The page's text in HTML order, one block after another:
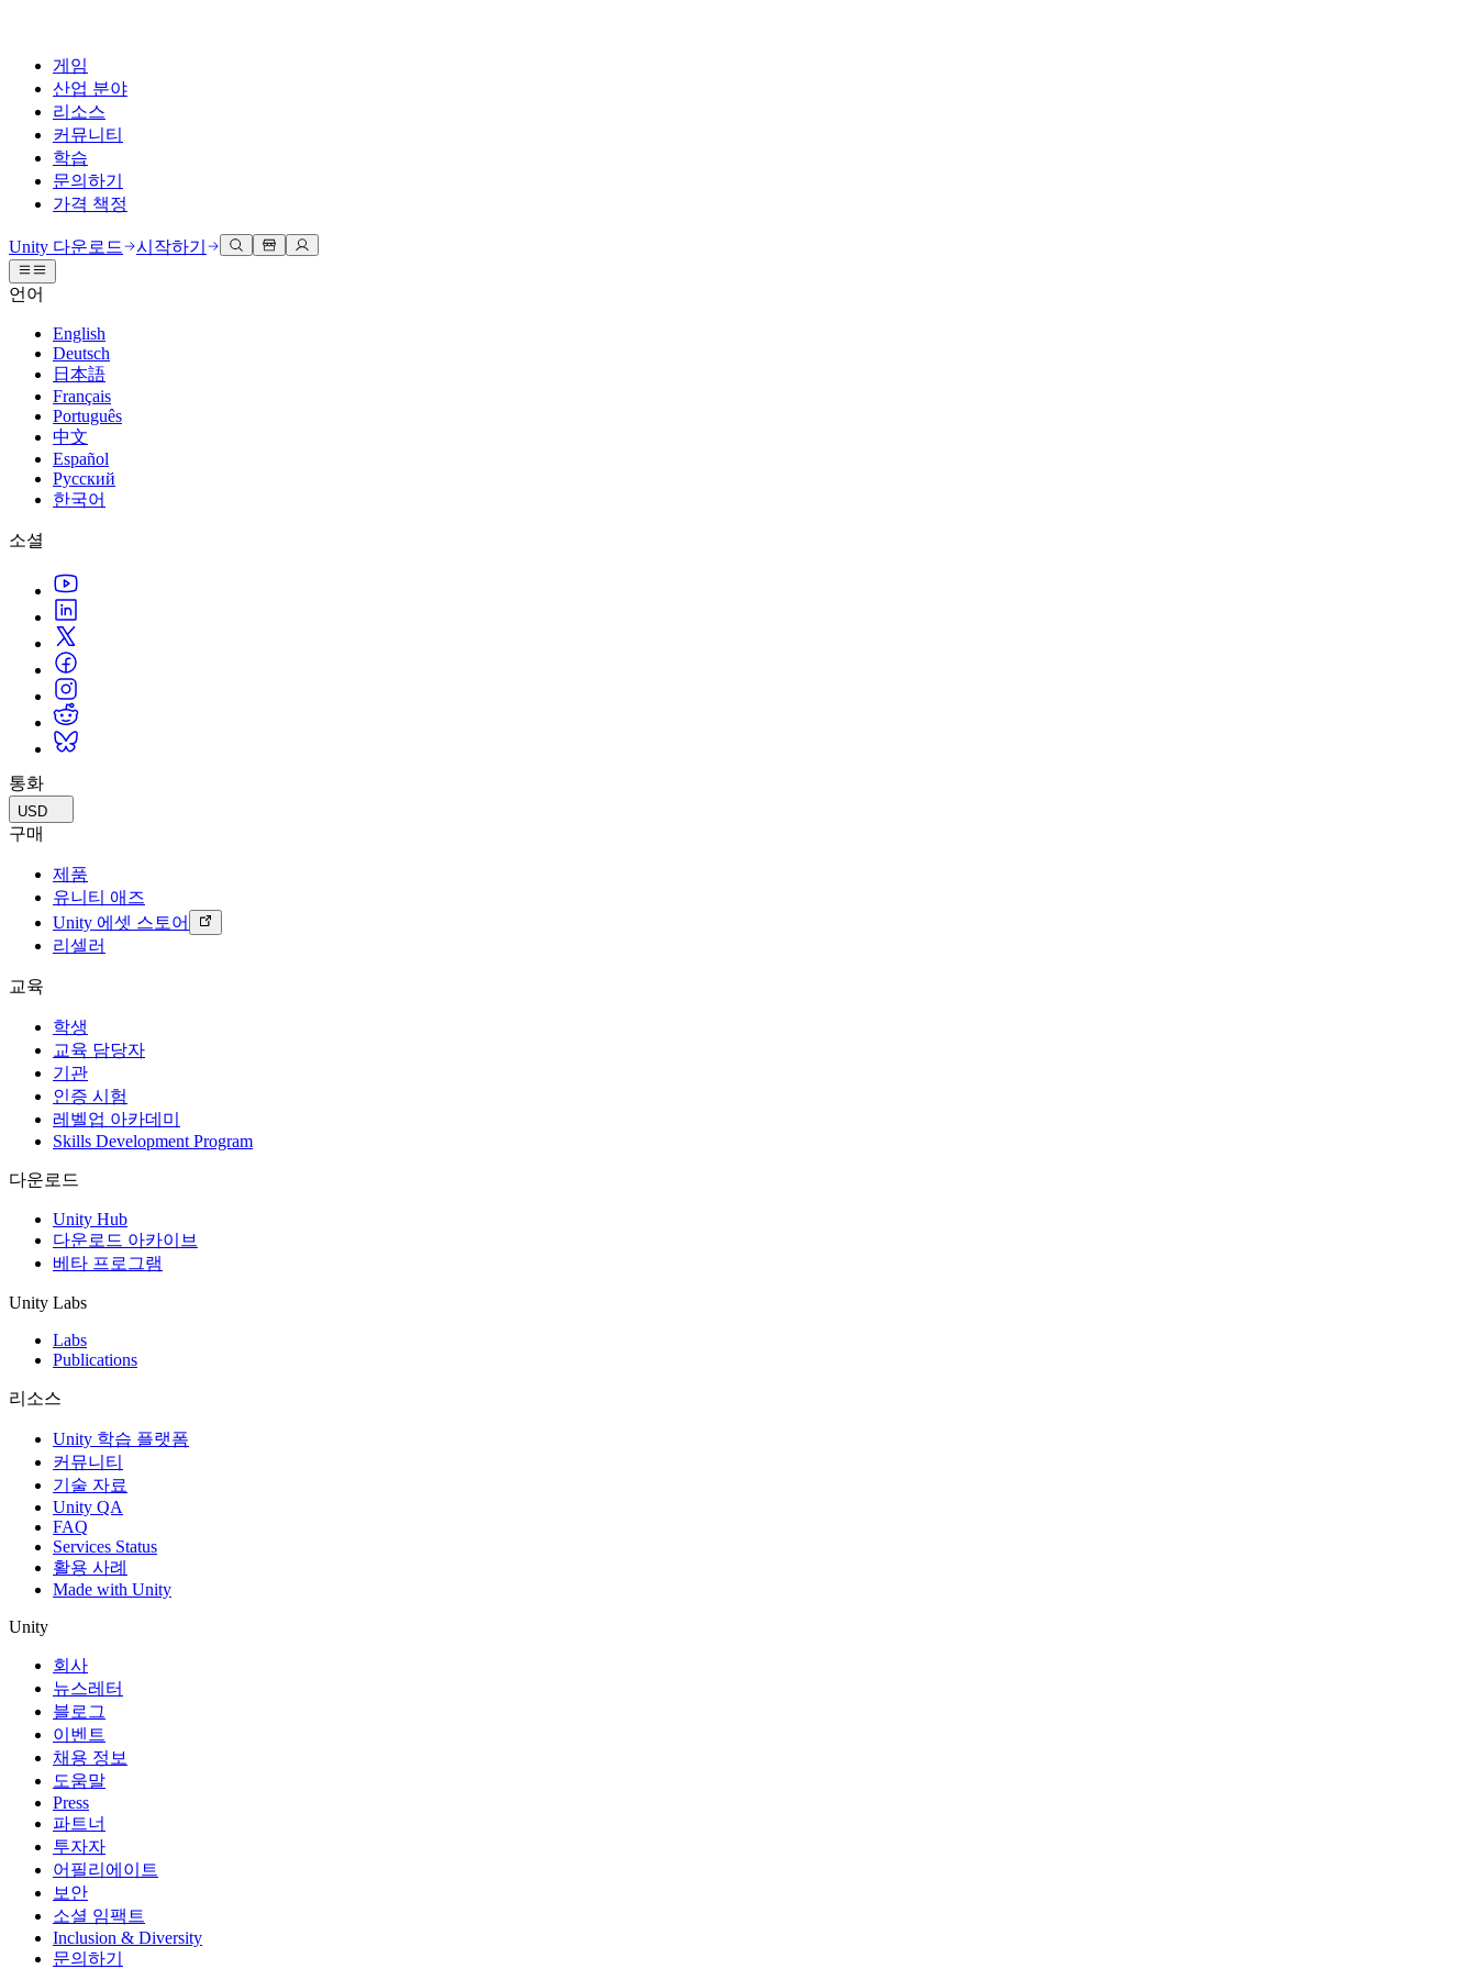
게임
산업 분야
리소스
커뮤니티
학습
문의하기
가격 책정
Unity 엔진
모든 플랫폼 위한 2D 및 3D 게임 제작
협업
팀과 함께 신속한 협업과 반복 작업을 수행하세요.
Unity 다운로드
플랜 및 가격
배포
Unity가 지원하는 25개 이상의 플랫폼을 살펴보세요.
LiveOps
출시 후 인사이트를 확인하고 라이브 게임을 운영하세요.
성장
사용자 확보
모바일 사용자를 검색하고 Acquire
매장 및 D2C 전반에 걸쳐 IAP 관리하세요.
수익화
Unity로 광고하세요
활용 부문
모바일 게임
Unity로 모바일 히트작을 제작하고 성장시키세요.
인디 게임
소규모 팀으로 대작 게임을 출시하세요.
XR 게임
여러 플랫폼에서 XR 게임을 출시하세요.
멀티플레이어 게임
멀티플레이어 게임 개발을 간소화하세요.
3D 협업
실시간 3D 프로젝트 빌드 및 검토
몰입형 교육
몰입도 높은 환경 제작
고객 경험
인터랙티브 3D 경험 제작
산업 분야
운영 우수성 확보
리테일
상점 경험을 온라인 경험으로 전환
자동차
혁신을 가속화하고 차량 내 경험을 향상시키세요.
모든 산업 보기
기술 자료
공식 유저. '광고 지면'의 타겟 고객 매뉴얼 및 API 레퍼런스
개발자 툴
릴리스 버전 및 이슈 트래커
로드맵
예정된 기능 검토
기술 용어 라이브러리
활용 사례
실제 성공 사례
베스트 프랙티스 가이드
전문가 팁
데모
데모, 샘플 및 빌딩 블록
모든 리소스
새로운 기능
블로그
업데이트, 정보, 기술 팁
뉴스
토론
토론, 문제 해결, 소통
이벤트
글로벌 이벤트 및 현지 이벤트
커뮤니티 사례
Made with Unity
Unity 크리에이터 소개
Livestreams
Unity Awards
전 세계 Unity 크리에이터 축하
Unity Learn
무료로 Unity 기술 마스터
전문 교육
Unity 강사와 함께 팀의 역량을 강화하세요
Unity 처음 사용하시나요
시작하기
학습 시작하기
Unity 사용이 처음이신가요? 여정 시작하기
사용법 가이드
실용적인 팁 및 베스트 프랙티스
교육
학생용
커리어 시작하기
교육 효율 극대화
교육 라이선스
자격증
Unity 숙련도를 입증하세요
도움 받기
성공을 위한 Unity
Success 플랜
전문가 지원을 통해 더 빠르게 목표 도달률 달성
일반적인 질문에 대한 답변
문의하기
Unity 다운로드 시작하기
언어
English
Deutsch
日本語
Français
Português
中文
Español
Русский
한국어
소셜
통화
USD
구매
제품
유니티 애즈
Unity 에셋 스토어
리셀러
교육
학생
교육 담당자
기관
인증 시험
레벨업 아카데미
Skills Development Program
다운로드
Unity Hub
다운로드 아카이브
베타 프로그램
Unity Labs
Labs
Publications
리소스
Unity 학습 플랫폼
커뮤니티
기술 자료
Unity QA
FAQ
Services Status
활용 사례
Made with Unity
Unity
회사
뉴스레터
블로그
이벤트
채용 정보
도움말
Press
파트너
투자자
어필리에이트
보안
소셜 임팩트
Inclusion & Diversity
문의하기